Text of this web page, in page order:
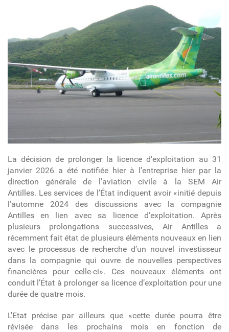
La décision de prolonger la licence d'exploitation au 31
janvier 2026 a été notifiée hier à l’entreprise hier par la
direction générale de l'aviation civile à la SEM Air
Antilles. Les services de l’État indiquent avoir «initié depuis
l’automne 2024 des discussions avec la compagnie
Antilles en lien avec sa licence d’exploitation. Après
plusieurs prolongations successives, Air Antilles a
récemment fait état de plusieurs éléments nouveaux en lien
avec le processus de recherche d’un nouvel investisseur
dans la compagnie qui ouvre de nouvelles perspectives
financières pour celle-ci». Ces nouveaux éléments ont
conduit l’État à prolonger sa licence d’exploitation pour une
durée de quatre mois.
L'Etat précise par ailleurs que «cette durée pourra être
révisée dans les prochains mois en fonction de